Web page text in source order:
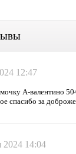
12:47
А-валентино
спасибо за
2024 14:04